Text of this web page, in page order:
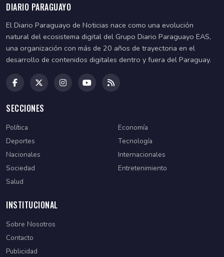
DIARIO PARAGUAYO
El Diario Paraguayo de Noticias nace como una evolución
natural del ecosistema digital del Grupo Diario Paraguayo EAS,
una organización con más de 20 años de trayectoria en el
desarrollo de contenidos digitales dentro y fuera del Paraguay.
SECCIONES
Política
Economía
Deportes
Tecnología
Nacionales
Internacionales
Sociedad
Entretenimiento
Salud
INSTITUCIONAL
Sobre Nosotros
Contacto
Publicidad